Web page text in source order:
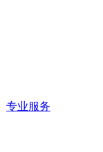
专业服务